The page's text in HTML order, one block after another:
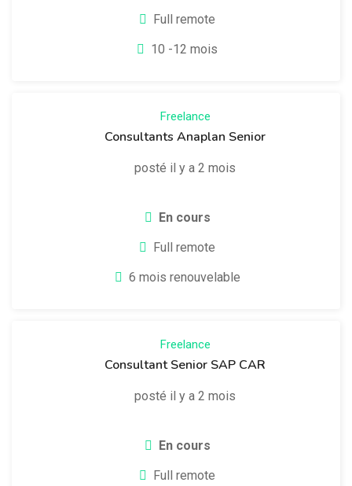
Full remote
10 -12 mois
Freelance
Consultants Anaplan Senior
posté il y a 2 mois
En cours
Full remote
6 mois renouvelable
Freelance
Consultant Senior SAP CAR
posté il y a 2 mois
En cours
Full remote